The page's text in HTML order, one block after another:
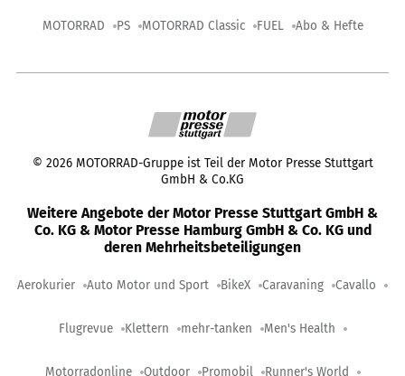
MOTORRAD PS MOTORRAD Classic FUEL Abo & Hefte
© 2026 MOTORRAD-Gruppe ist Teil der Motor Presse Stuttgart
GmbH & Co.KG
Weitere Angebote der Motor Presse Stuttgart GmbH &
Co. KG & Motor Presse Hamburg GmbH & Co. KG und
deren Mehrheitsbeteiligungen
Aerokurier Auto Motor und Sport BikeX Caravaning Cavallo
Flugrevue Klettern mehr-tanken Men's Health
Motorradonline Outdoor Promobil Runner's World